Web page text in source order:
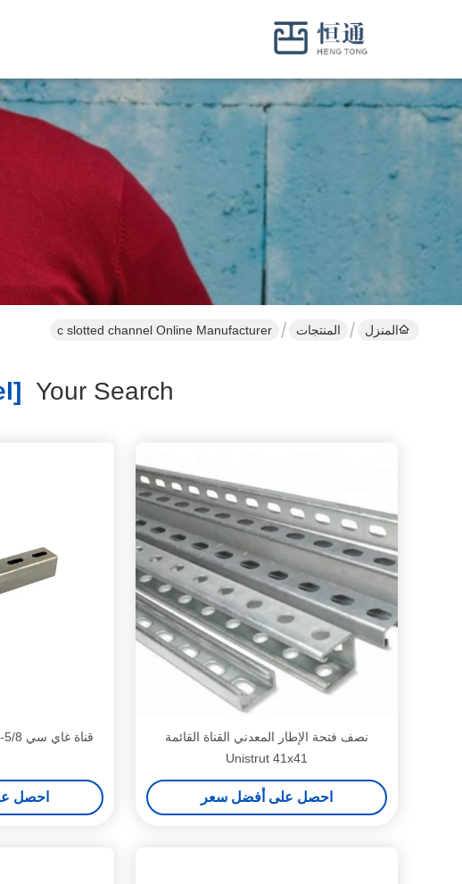
المنزل المنتجات c slotted channel Online Manufacturer
Your Search
[c Slotted Channel ]
نصف فتحة الإطار المعدني القناة القائمة
Unistrut 41x41
احصل على أفضل سعر
قناة غاي سي 41x41 1-5/8 X 1-5/8 معدنية
احصل